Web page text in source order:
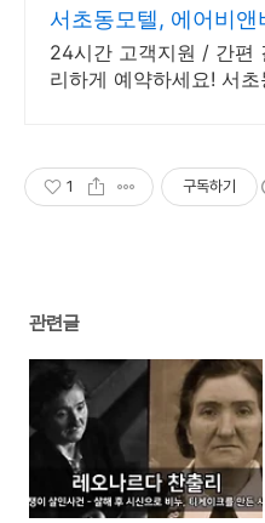
서초동모텔, 에어비앤
인기숙소 둘러보기
24시간 고객지원 / 간편
리하게 예약하세요! 서초
1 구독하기
관련글